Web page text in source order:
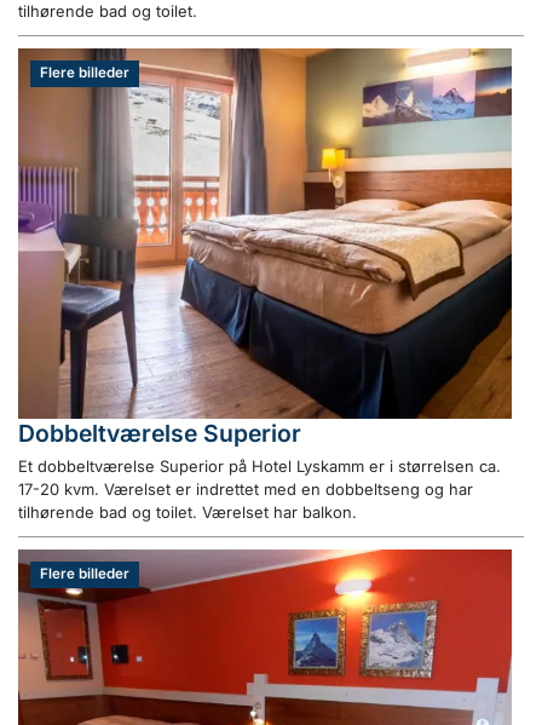
tilhørende bad og toilet.
Flere billeder
Dobbeltværelse Superior
Et dobbeltværelse Superior på Hotel Lyskamm er i størrelsen ca.
17-20 kvm. Værelset er indrettet med en dobbeltseng og har
tilhørende bad og toilet. Værelset har balkon.
Flere billeder